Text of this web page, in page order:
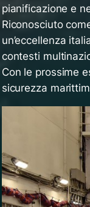
pianificazione e
Riconosciuto
un’eccellenza
contesti
Con le prossime
sicurezza